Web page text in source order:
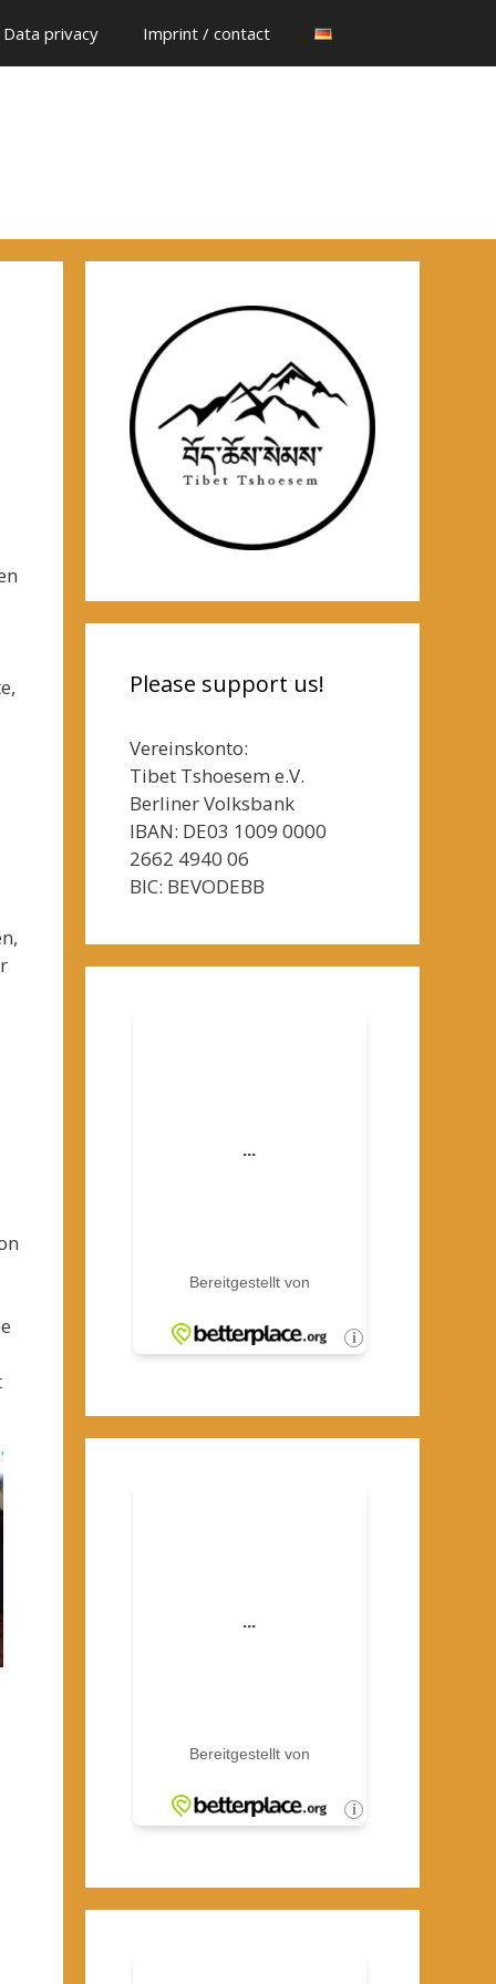
Data privacy Imprint / contact
Please support us!
Vereinskonto:
Tibet Tshoesem e.V.
Berliner Volksbank
IBAN: DE03 1009 0000
2662 4940 06
BIC: BEVODEBB